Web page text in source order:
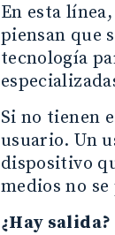
En esta
piensan que
tecnología
Si no tienen
usuario. Un
dispositivo
medios no
¿Hay salida?